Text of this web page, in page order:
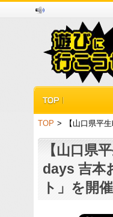
TOP > 【山口県平
【山口県
days 吉本
ト」を開催